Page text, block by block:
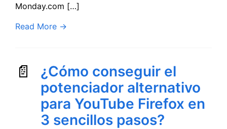
Monday.com […]
Read More →
¿Cómo conseguir el
potenciador alternativo
para YouTube Firefox en
3 sencillos pasos?